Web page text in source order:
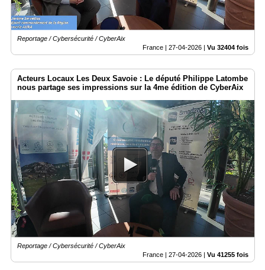
Reportage / Cybersécurité / CyberAix
France | 27-04-2026 Vu 32404 fois
Acteurs Locaux Les Deux Savoie : Le député Philippe Latombe
nous partage ses impressions sur la 4me édition de CyberAix
Reportage / Cybersécurité / CyberAix
France | 27-04-2026 | Vu 41255 fois